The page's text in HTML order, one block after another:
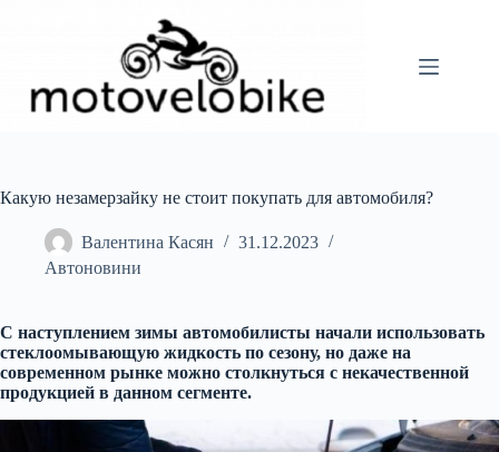
Какую незамерзайку не стоит покупать для автомобиля?
Валентина Касян
31.12.2023
Автоновини
С наступлением зимы автомобилисты начали использовать
стеклоомывающую жидкость по сезону, но даже на
современном рынке можно столкнуться с некачественной
продукцией в данном сегменте.